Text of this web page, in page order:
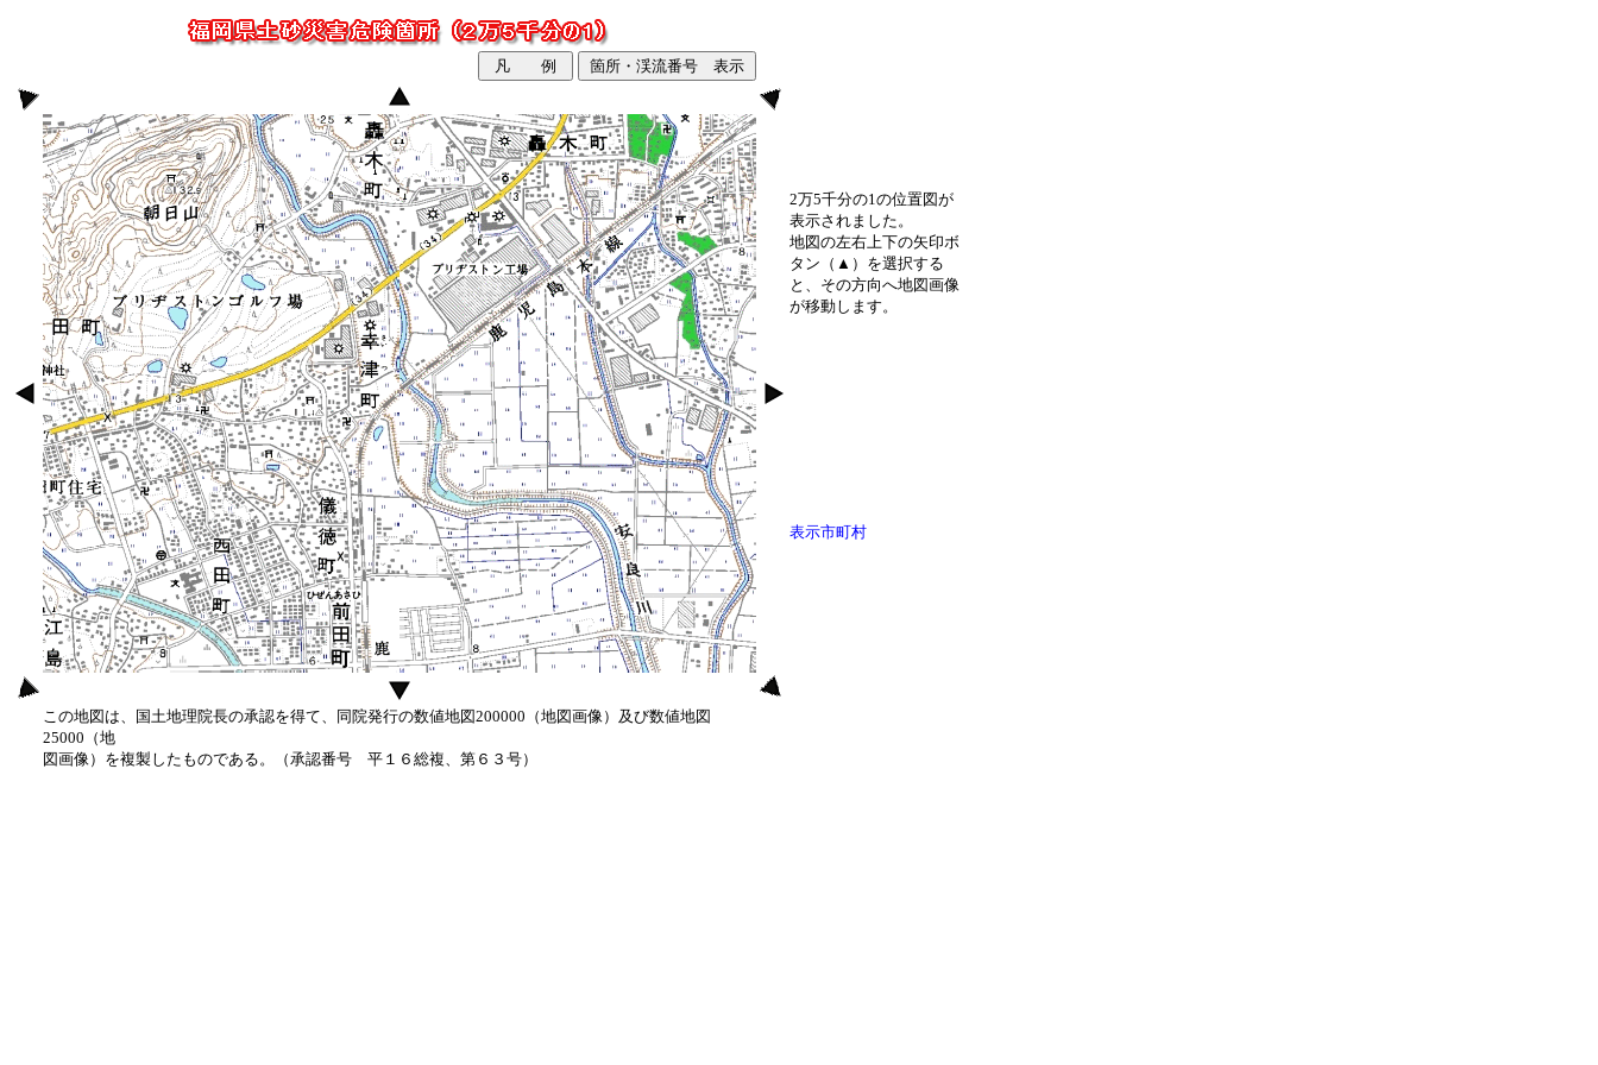
2万5千分の1の位置図が
表示されました。
地図の左右上下の矢印ボ
タン（▲）を選択する
と、その方向へ地図画像
が移動します。
表示市町村
この地図は、国土地理院長の承認を得て、同院発行の数値地図200000（地図画像）及び数値地図
25000（地
図画像）を複製したものである。（承認番号 平１６総複、第６３号）